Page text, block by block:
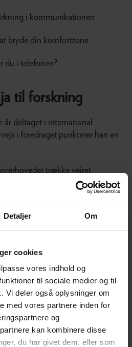
Detaljer Om
cookies
vores indhold og
til sociale medier og til
Vi deler også oplysninger om
med vores partnere inden for
og
kan kombinere disse
du har givet dem, eller som
i kommunikationen
bryde din komfortzone
du i telefonen?
til forskning
år deltaget i international
i foredraget punkterer han en
trække vejret
og stemme, at vi
stemmen?
om, hvordan du kan
holde et oplæg, en tale eller
kommunikation.